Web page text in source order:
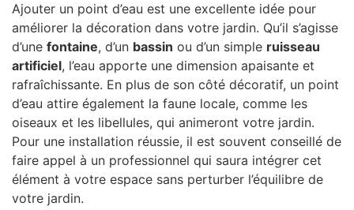
Ajouter un point d’eau est une excellente idée pour
améliorer la décoration dans votre jardin. Qu’il s’agisse
d’une fontaine, d’un bassin ou d’un simple ruisseau
artificiel, l’eau apporte une dimension apaisante et
rafraîchissante. En plus de son côté décoratif, un point
d’eau attire également la faune locale, comme les
oiseaux et les libellules, qui animeront votre jardin.
Pour une installation réussie, il est souvent conseillé de
faire appel à un professionnel qui saura intégrer cet
élément à votre espace sans perturber l’équilibre de
votre jardin.